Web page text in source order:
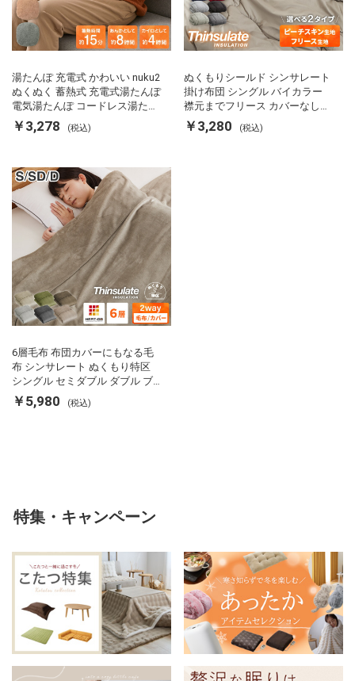
湯たんぽ 充電式 かわいい nuku2
ぬくぬく 蓄熱式 充電式湯たんぽ
電気湯たんぽ コードレス湯たん
ぽ エコ 節電 節約 省エネ 充電式
エコ電気あんか EWT-2143 スリ
￥3,278 (税込)
ぬくもりシールド シンサレート
掛け布団 シングル バイカラー
襟元までフリース カバーなしで
使える 軽い 丸洗い 断熱 保温 抗
菌防臭 洗える 防ダニ 軽量 ホコ
￥3,280 (税込)
6層毛布 布団カバーにもなる毛
布 シンサレート ぬくもり特区
シングル セミダブル ダブル ブ
ランケット 掛け布団カバー フラ
ンネル 保温 蓄熱 吸湿 発熱 断熱
￥5,980 (税込)
特集・キャンペーン